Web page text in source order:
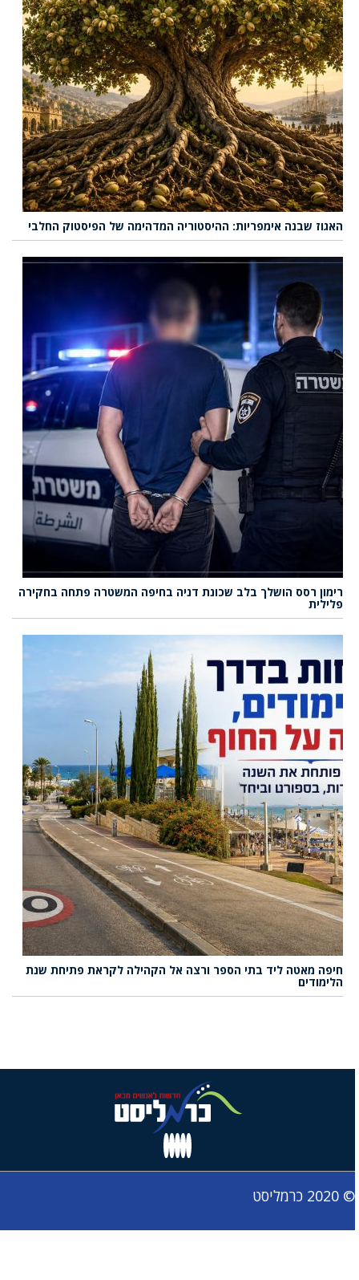
האגוז שבנה אימפריות: ההיסטוריה המדהימה של הפיסטוק החלבי
רימון רסס הושלך בלב שכונת דניה בחיפה המשטרה פתחה בחקירה
פלילית
חיפה מאטה ליד בתי הספר ורצה אל הקהילה לקראת פתיחת שנת
הלימודים
© 2020 כרמליסט